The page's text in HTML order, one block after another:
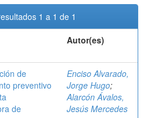
1 a 1 de 1
Autor(es)
de
preventivo
de
Enciso Alvarado,
Jorge Hugo;
Alarcón Ávalos,
Jesús Mercedes